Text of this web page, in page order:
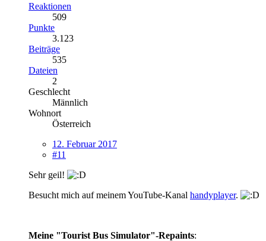
Reaktionen
509
Punkte
3.123
Beiträge
535
Dateien
2
Geschlecht
Männlich
Wohnort
Österreich
12. Februar 2017
#11
Sehr geil!
Besucht mich auf meinem YouTube-Kanal handyplayer.
Meine "Tourist Bus Simulator"-Repaints: